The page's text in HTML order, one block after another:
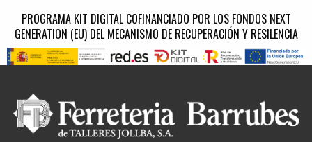
PROGRAMA KIT DIGITAL COFINANCIADO POR LOS FONDOS NEXT
GENERATION (EU) DEL MECANISMO DE RECUPERACIÓN Y RESILENCIA